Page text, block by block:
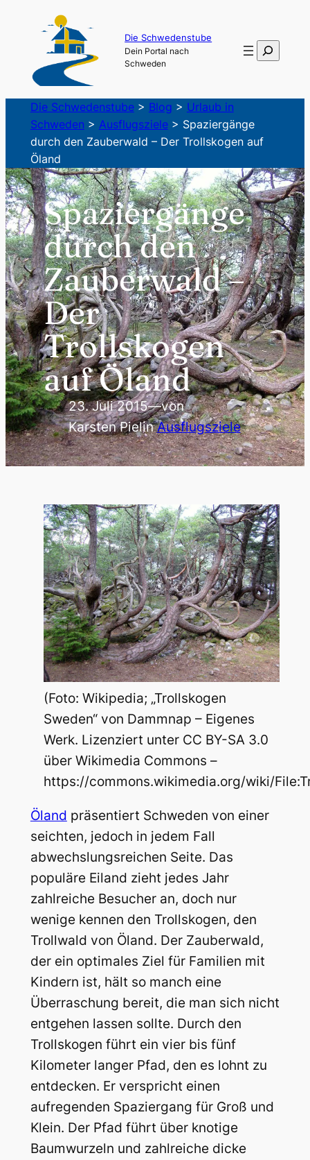
springen
Die Schwedenstube
Dein Portal nach
Schweden
Suchen
Die Schwedenstube> Blog > Urlaub in
Schweden > Ausflugsziele> Spaziergänge
durch den Zauberwald – Der Trollskogen auf
Öland
Spaziergänge
durch den
Zauberwald –
Der
Trollskogen
auf Öland
23. Juli 2015—von
Karsten PielinAusflugsziele
(Foto: Wikipedia; „Trollskogen
Sweden“ von Dammnap – Eigenes
Werk. Lizenziert unter CC BY-SA 3.0
über Wikimedia Commons –
https://commons.wikimedia.org/wiki/
Öland präsentiert Schweden von einer
seichten, jedoch in jedem Fall
abwechslungsreichen Seite. Das
populäre Eiland zieht jedes Jahr
zahlreiche Besucher an, doch nur
wenige kennen den Trollskogen, den
Trollwald von Öland. Der Zauberwald,
der ein optimales Ziel für Familien mit
Kindern ist, hält so manch eine
Überraschung bereit, die man sich nicht
entgehen lassen sollte. Durch den
Trollskogen führt ein vier bis fünf
Kilometer langer Pfad, den es lohnt zu
entdecken. Er verspricht einen
aufregenden Spaziergang für Groß und
Klein. Der Pfad führt über knotige
Baumwurzeln und zahlreiche dicke